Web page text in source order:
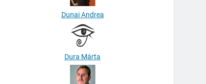
Dunai Andrea
Dura Márta